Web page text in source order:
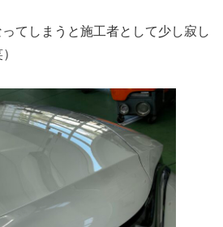
てしまうと施工者として少し寂し